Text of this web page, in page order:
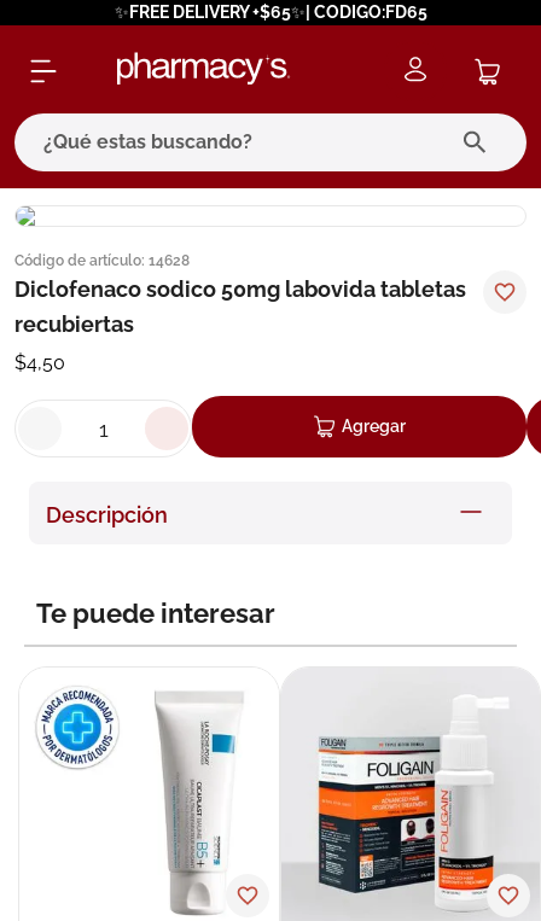
✨FREE DELIVERY +$65✨| CODIGO:FD65
¿Qué estas buscando?
Código de artículo: 14628
Diclofenaco sodico 50mg labovida tabletas
recubiertas
$4,50
Agregar
Descripción
Te puede interesar
términos más buscados
1. eucerin
cerave
7. degraler
9 isdin
10.pañales